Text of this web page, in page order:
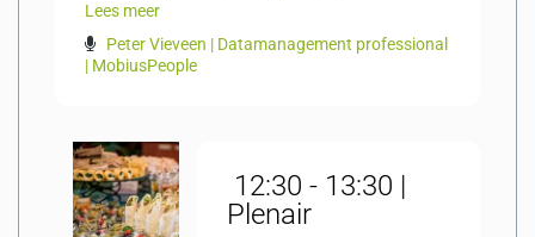
Lees meer
Peter Vieveen | Datamanagement professional
| MobiusPeople
12:30 - 13:30 |
Plenair